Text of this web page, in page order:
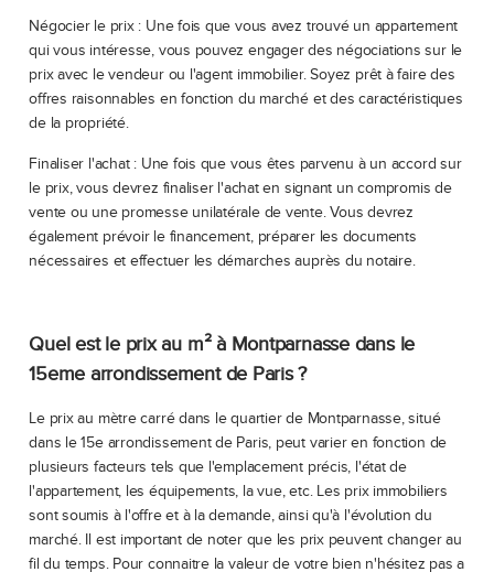
Négocier le prix : Une fois que vous avez trouvé un appartement
qui vous intéresse, vous pouvez engager des négociations sur le
prix avec le vendeur ou l'agent immobilier. Soyez prêt à faire des
offres raisonnables en fonction du marché et des caractéristiques
de la propriété.
Finaliser l'achat : Une fois que vous êtes parvenu à un accord sur
le prix, vous devrez finaliser l'achat en signant un compromis de
vente ou une promesse unilatérale de vente. Vous devrez
également prévoir le financement, préparer les documents
nécessaires et effectuer les démarches auprès du notaire.
Quel est le prix au m² à Montparnasse dans le
15eme arrondissement de Paris ?
Le prix au mètre carré dans le quartier de Montparnasse, situé
dans le 15e arrondissement de Paris, peut varier en fonction de
plusieurs facteurs tels que l'emplacement précis, l'état de
l'appartement, les équipements, la vue, etc. Les prix immobiliers
sont soumis à l'offre et à la demande, ainsi qu'à l'évolution du
marché. Il est important de noter que les prix peuvent changer au
fil du temps. Pour connaitre la valeur de votre bien n'hésitez pas a